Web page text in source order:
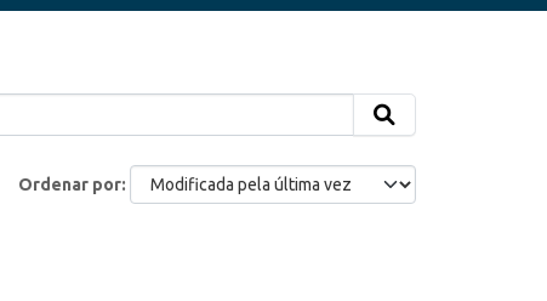
Ordenar por